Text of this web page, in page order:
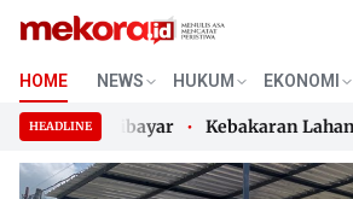
Skip
HOME NEWS HUKUM EKONOMI
HEADLINE
Belum Dibayar Kebakaran Lahan di
Belum Dibayar Kebakaran Lahan di